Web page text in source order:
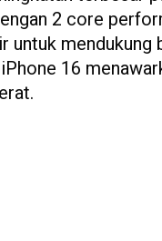
2 core
untuk
16